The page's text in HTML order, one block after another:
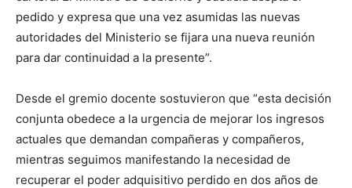
pedido y expresa que una vez asumidas las nuevas
autoridades del Ministerio se fijara una nueva reunión
para dar continuidad a la presente”.
Desde el gremio docente sostuvieron que “esta decisión
conjunta obedece a la urgencia de mejorar los ingresos
actuales que demandan compañeras y compañeros,
mientras seguimos manifestando la necesidad de
recuperar el poder adquisitivo perdido en dos años de